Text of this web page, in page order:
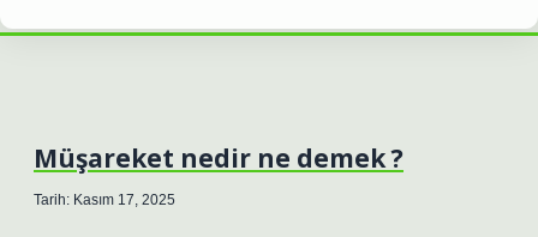
Müşareket nedir ne demek ?
Tarih: Kasım 17, 2025